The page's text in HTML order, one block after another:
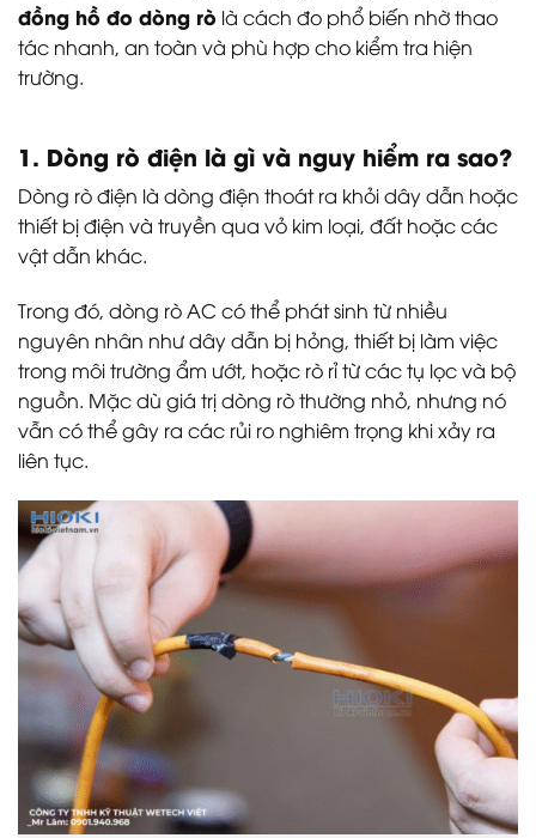
đồng hồ đo dòng rò là cách đo phổ biến nhờ thao
tác nhanh, an toàn và phù hợp cho kiểm tra hiện
trường.
1. Dòng rò điện là gì và nguy hiểm ra sao?
Dòng rò điện là dòng điện thoát ra khỏi dây dẫn hoặc
thiết bị điện và truyền qua vỏ kim loại, đất hoặc các
vật dẫn khác.
Trong đó, dòng rò AC có thể phát sinh từ nhiều
nguyên nhân như dây dẫn bị hỏng, thiết bị làm việc
trong môi trường ẩm ướt, hoặc rò rỉ từ các tụ lọc và bộ
nguồn. Mặc dù giá trị dòng rò thường nhỏ, nhưng nó
vẫn có thể gây ra các rủi ro nghiêm trọng khi xảy ra
liên tục.